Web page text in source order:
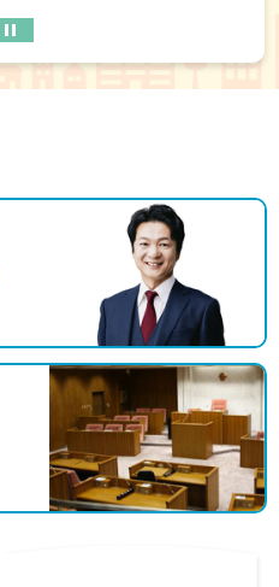
採用候補者試験（保育
採用候補者試験（行政
採用候補者試験（保育
採用候補者試験（行政